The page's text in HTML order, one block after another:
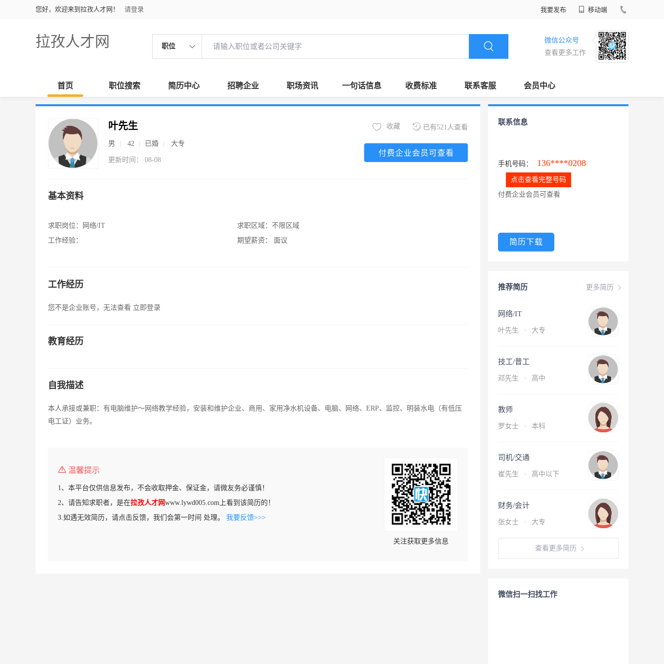
您好，欢迎来到拉孜人才网！ 请登录 我要发布 移动端
拉孜人才网 职位
微信公众号
查看更多工作
首页 职位搜索 简历中心 招聘企业 职场资讯 一句话信息 收费标准 联系客服 会员中心
叶先生
男 42 已婚 大专
更新时间： 08-08
已有521人查看
收藏
付费企业会员可查看
基本资料
求职岗位：
网络/IT
工作经验：
求职区域： 不限区域
期望薪资：
面议
工作经历
您不是企业账号，无法查看 立即登录
教育经历
自我描述
本人承接或兼职：有电脑维护～网络教学经验，安装和维护企业、商用、家用净水机设备、电脑、网络、ERP、监控、明装水电（有低压
电工证）业务。
温馨提示
1、本平台仅供信息发布，不会收取押金、保证金，请微友务必谨慎！
2、请告知求职者，是在拉孜人才网www.lywd005.com上看到该简历的！
3.如遇无效简历，请点击反馈，我们会第一时间 处理。 我要反馈>>>
关注获取更多信息
联系信息
手机号码： 136****0208
点击查看完整号码
付费企业会员可查看
简历下载
更多简历
推荐简历
网络/IT
叶先生 · 大专
技工/普工
邓先生 · 高中
教师
罗女士 · 本科
司机/交通
崔先生 · 高中以下
财务/会计
张女士 · 大专
查看更多简历
微信扫一扫找工作